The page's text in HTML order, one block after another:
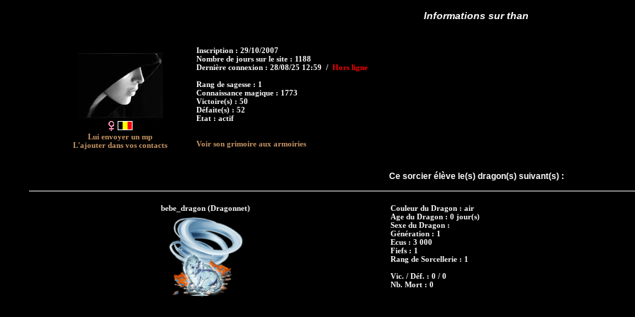
Informations sur than
Lui envoyer un mp
L'ajouter dans vos contacts
Inscription : 29/10/2007
Nombre de jours sur le site : 1188
Dernière connexion : 28/08/25 12:59 / Hors ligne
Rang de sagesse : 1
Connaissance magique : 1773
Victoire(s) : 50
Défaite(s) : 52
Etat : actif
Voir son grimoire aux armoiries
Ce sorcier élève le(s) dragon(s) suivant(s) :
bebe_dragon (Dragonnet)
Couleur du Dragon : air
Age du Dragon : 0 jour(s)
Sexe du Dragon :
Génération : 1
Ecus : 3 000
Fiefs : 1
Rang de Sorcellerie : 1
Vic. / Déf. : 0 / 0
Nb. Mort : 0